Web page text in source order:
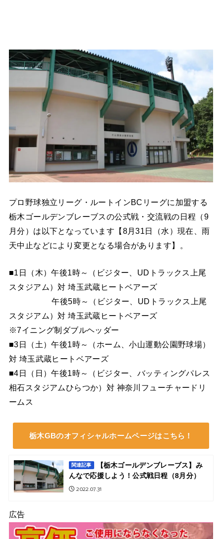
プロ野球独立リーグ・ルートインBCリーグに加盟する
栃木ゴールデンブレーブスの公式戦・交流戦の日程（9
月分）は以下となっています【8月31日（水）現在、雨
天中止などにより変更となる場合があります】。
■1日（木）午後1時～（ビジター、UDトラックス上尾
スタジアム）対 埼玉武蔵ヒートベアーズ
午後5時～（ビジター、UDトラックス上尾
スタジアム）対 埼玉武蔵ヒートベアーズ
※7イニング制ダブルヘッダー
■3日（土）午後1時～（ホーム、小山運動公園野球場）
対 埼玉武蔵ヒートベアーズ
■4日（日）午後1時～（ビジター、バッティングパレス
相石スタジアムひらつか）対 神奈川フューチャードリ
ームス
栃木GBのオフィシャルホームページはこちら！
関連記事
【栃木ゴールデンブレーブス】み
んなで応援しよう！公式戦日程（8月分）
2022.07.31
広告